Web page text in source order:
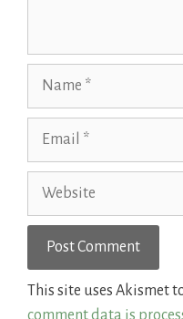
Website
This site uses Akismet